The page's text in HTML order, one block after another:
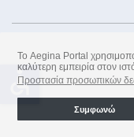
Το Aegina Portal
καλύτερη εμπειρία στον
Προστασία προσωπικών
Συμφωνώ
accessible